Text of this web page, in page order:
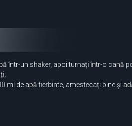
într-un shaker, apoi turnați într-o cană
de apă fierbinte, amestecați bine și